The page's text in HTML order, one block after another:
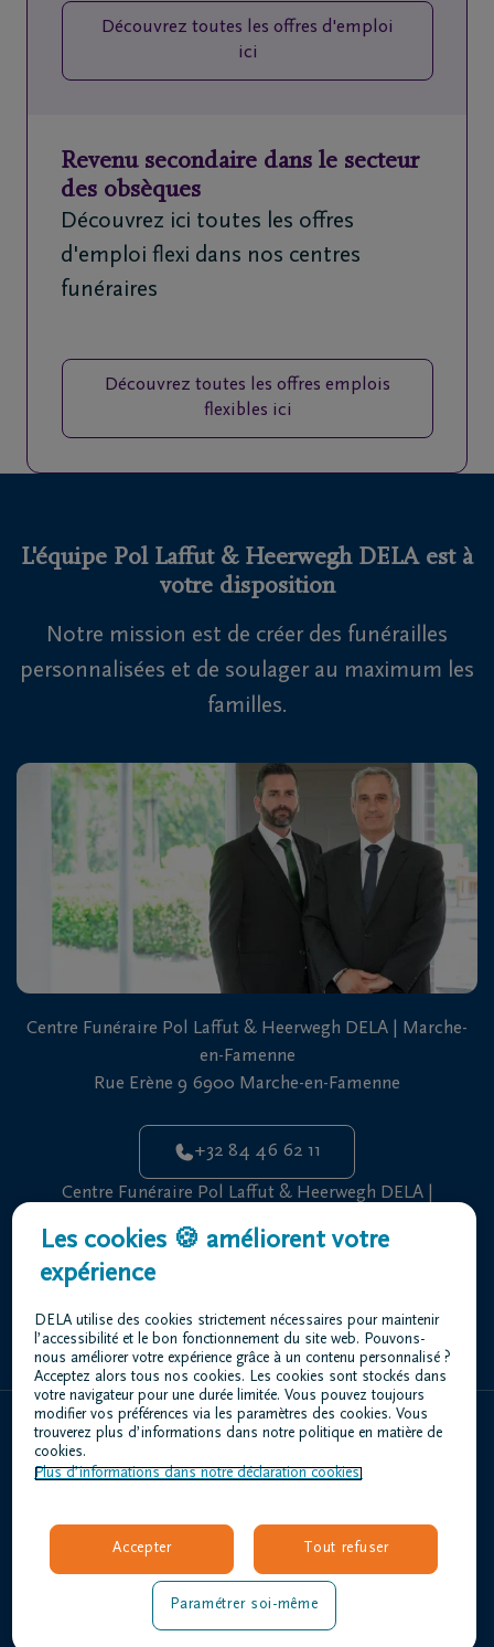
Découvrez toutes les offres d'emploi
ici
Revenu secondaire dans le secteur
des obsèques
Découvrez ici toutes les offres
d'emploi flexi dans nos centres
funéraires
Découvrez toutes les offres emplois
flexibles ici
L'équipe Pol Laffut & Heerwegh DELA est à
votre disposition
Notre mission est de créer des funérailles
personnalisées et de soulager au maximum les
familles.
Centre Funéraire Pol Laffut & Heerwegh DELA | Marche-
en-Famenne
Rue Erène 9 6900 Marche-en-Famenne
+32 84 46 62 11
Centre Funéraire Pol Laffut & Heerwegh DELA |
Rue de la Girafe 84A 6832 Sensenruth
+32 61 46 65 05
À propos de nous
Organiser des funérailles
Nos centres funéraires
Questions fréquemment posées
Les cookies 🍪 améliorent votre
expérience
DELA utilise des cookies strictement nécessaires pour maintenir
l’accessibilité et le bon fonctionnement du site web. Pouvons-
nous améliorer votre expérience grâce à un contenu personnalisé ?
Acceptez alors tous nos cookies. Les cookies sont stockés dans
votre navigateur pour une durée limitée. Vous pouvez toujours
modifier vos préférences via les paramètres des cookies. Vous
trouverez plus d’informations dans notre politique en matière de
cookies.
Plus d’informations dans notre déclaration cookies.
Accepter Tout refuser
Paramétrer soi-même